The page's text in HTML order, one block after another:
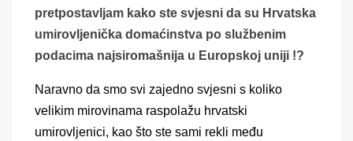
pretpostavljam kako ste svjesni da su Hrvatska
umirovljenička domaćinstva po službenim
podacima najsiromašnija u Europskoj uniji !?
Naravno da smo svi zajedno svjesni s koliko
velikim mirovinama raspolažu hrvatski
umirovljenici, kao što ste sami rekli među